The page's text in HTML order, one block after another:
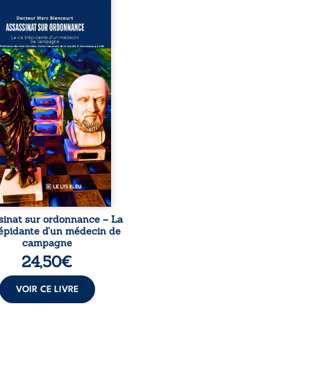
sur ordonnance –
trépidante d’un médecin
est la réédition
et actualisée du
du Docteur Marc
ancien médecin de
qui revient sur son
médical, syndical et
Depuis septembre
il raconte le long combat
conduit à être écarté du
médical, malgré une
de première instance
sur ordonnance – La
d’un médecin de
campagne
24,50€
VOIR CE LIVRE